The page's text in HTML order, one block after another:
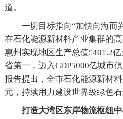
道。
一切目标指向“加快向海而兴
在石化能源新材料产业集群的
惠州实现地区生产总值5401.2
省第一，迈入GDP5000亿城市
报告提出，全市石化能源新材
元，持续用力建设世界级绿色石
打造大湾区东岸物流枢纽